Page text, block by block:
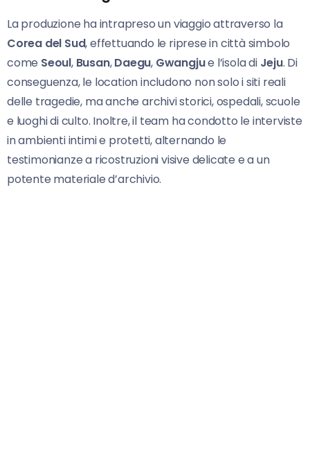
La produzione ha intrapreso un viaggio attraverso la
Corea del Sud, effettuando le riprese in città simbolo
come Seoul, Busan,Daegu, Gwangjue l’isola di Jeju. Di
conseguenza, le location includono non solo i siti reali
delle tragedie, ma anche archivi storici, ospedali, scuole
e luoghi di culto. Inoltre, il team ha condotto le interviste
in ambienti intimi e protetti, alternando le
testimonianze a ricostruzioni visive delicate e a un
potente materiale d’archivio.